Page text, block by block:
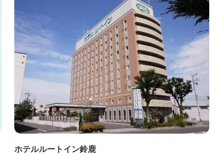
ホテルルートイン鈴鹿